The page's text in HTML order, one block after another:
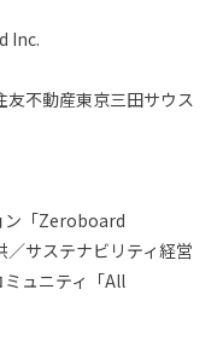
Inc.
不動産東京三田サウス
ン「Zeroboard
サステナビリティ経営
ュニティ「All